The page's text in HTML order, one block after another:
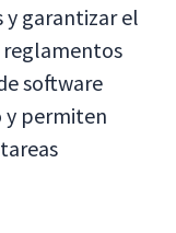
y garantizar el
reglamentos
software
y permiten